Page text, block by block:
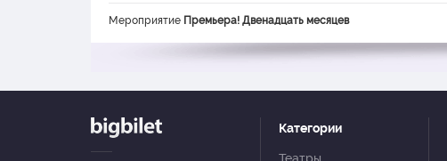
Мероприятие Премьера! Двенадцать месяцев
Категории